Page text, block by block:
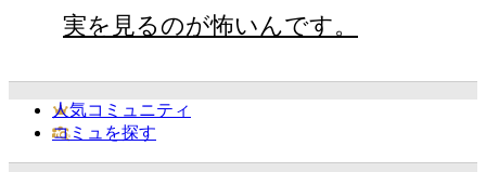
実を見るのが怖いんです。
人気コミュニティ
コミュを探す